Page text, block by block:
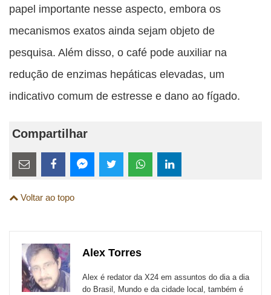
papel importante nesse aspecto, embora os
mecanismos exatos ainda sejam objeto de
pesquisa. Além disso, o café pode auxiliar na
redução de enzimas hepáticas elevadas, um
indicativo comum de estresse e dano ao fígado.
Compartilhar
Estes
links
são
sites
externos
esta
Email
esta
FacebookMessenger
TwitterWhatsApp
Voltar ao topo
Alex Torres
Alex é redator da X24 em assuntos do dia a dia
do Brasil, Mundo e da cidade local, também é